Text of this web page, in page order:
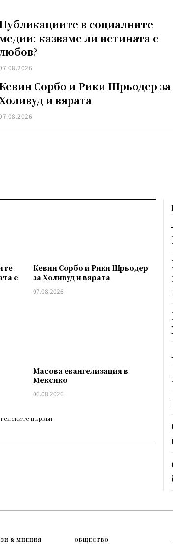
Публикациите в социалните
казваме ли истината с
Кевин Сорбо и Рики Шрьодер за
и вярата
с
Кевин Сорбо и Рики Шрьодер
за Холивуд и вярата
07.08.2026
Масова евангелизация в
Мексико
06.08.2026
църкви
& МНЕНИЯ ОБЩЕСТВО